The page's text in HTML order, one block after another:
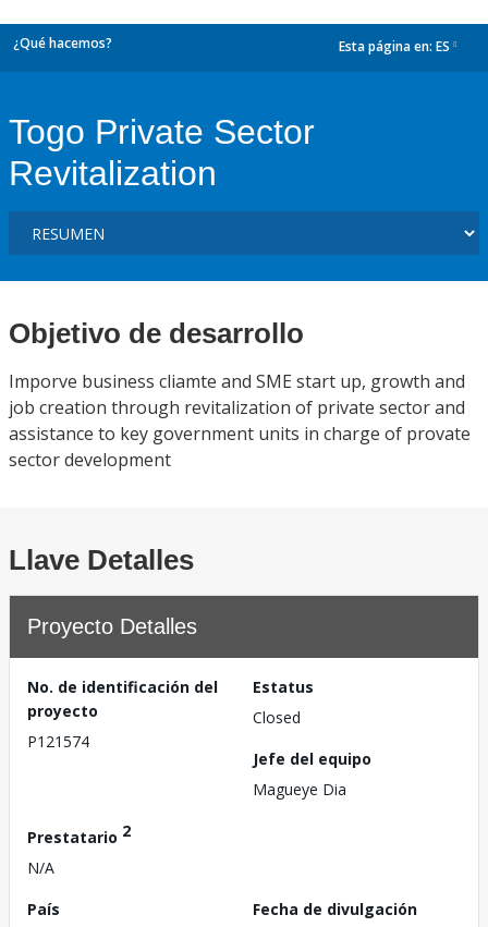
¿Qué hacemos? Esta página en: ES
Togo Private Sector
Revitalization
Objetivo de desarrollo
Imporve business cliamte and SME start up, growth and
job creation through revitalization of private sector and
assistance to key government units in charge of provate
sector development
Llave Detalles
Proyecto Detalles
No. de identificación del
proyecto
P121574
Estatus
Closed
Jefe del equipo
Magueye Dia
Prestatario 2
N/A
País
Fecha de divulgación